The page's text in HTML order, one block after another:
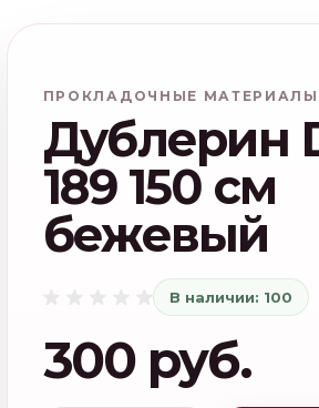
ПРОКЛАДОЧНЫЕ МАТЕРИАЛЫ
Дублерин
189 150 см
бежевый
В наличии: 100
300 руб.